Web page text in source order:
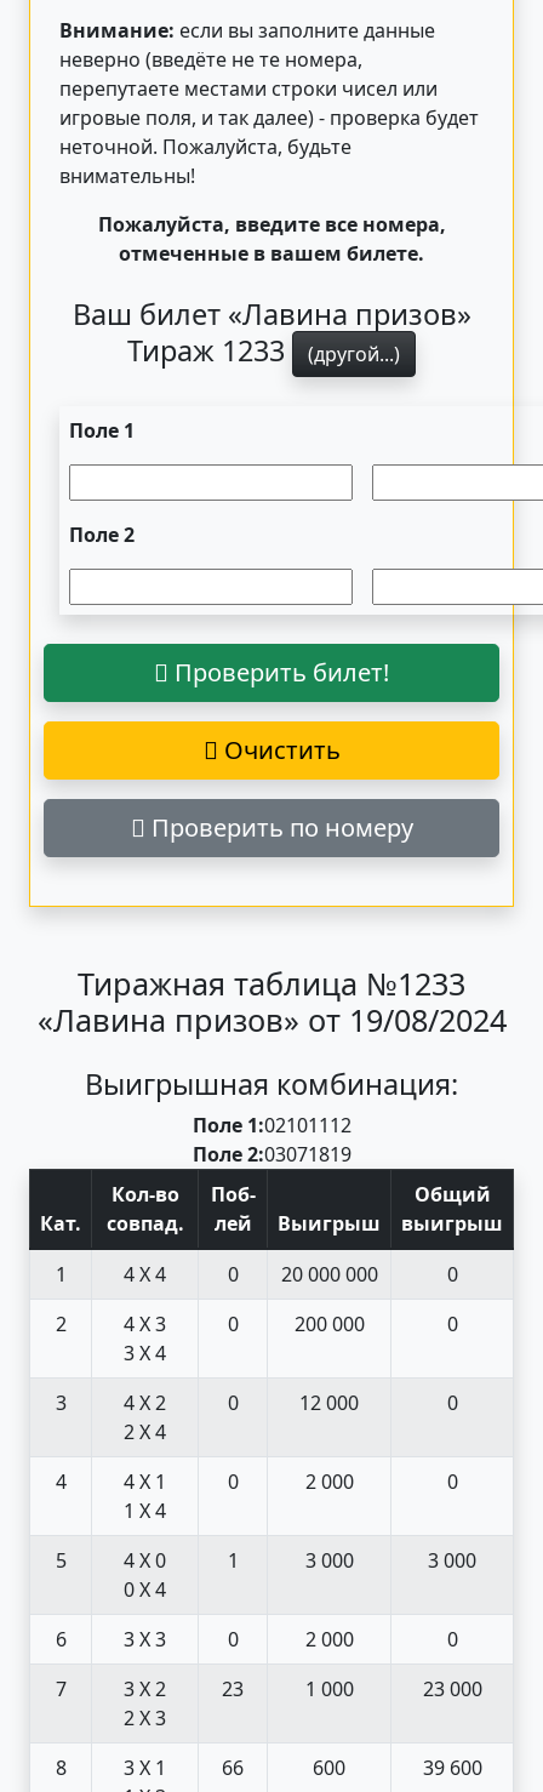
Внимание: если вы заполните данные
неверно (введёте не те номера,
перепутаете местами строки чисел или
игровые поля, и так далее) - проверка будет
неточной. Пожалуйста, будьте
внимательны!
Пожалуйста, введите все номера,
отмеченные в вашем билете.
Ваш билет «Лавина призов»
Тираж 1233
(другой...)
Поле 1
Поле 2
Проверить билет!
Очистить
Проверить по номеру
Тиражная таблица №1233
«Лавина призов» от 19/08/2024
Выигрышная комбинация:
Поле 1:02101112
Поле 2:03071819
Кат.
Кол-во
совпад.
Поб-
лей
Выигрыш
Общий
выигрыш
1
4 X 4 0 20 000 000
0
2
4 X 3
3 X 4
0 200 000 0
3
4 X 2
2 X 4
0 12 000 0
4
4 X 1
1 X 4
0 2 000 0
5
4 X 0
0 X 4
1 3 000 3 000
6 3 X 3 0 2 000
0
7
3 X 2
2 X 3
23 1 000 23 000
8
3 X 1
66 600 39 600